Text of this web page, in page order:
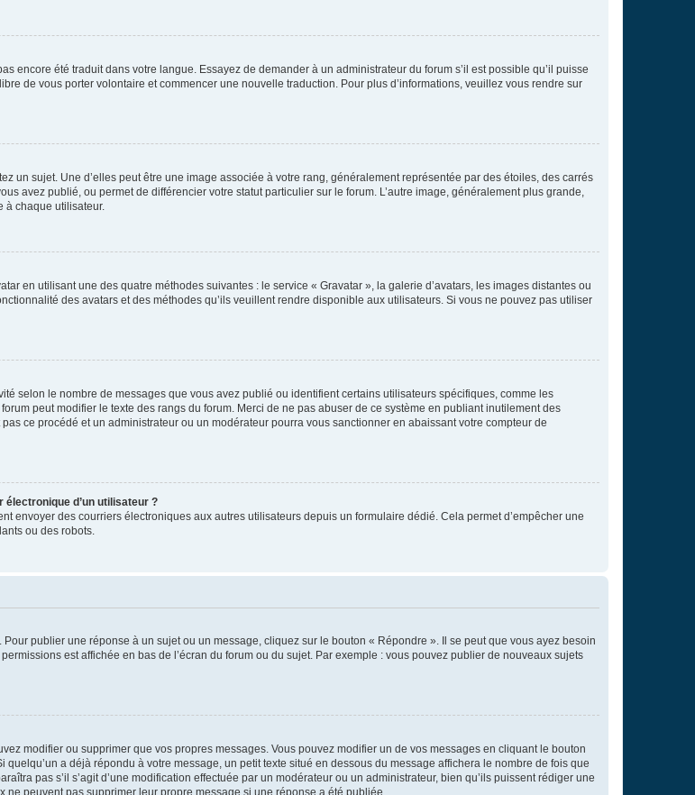
encore été traduit dans votre langue. Essayez de demander à un administrateur du forum s’il est possible qu’il puisse
de vous porter volontaire et commencer une nouvelle traduction. Pour plus d’informations, veuillez vous rendre sur
un sujet. Une d’elles peut être une image associée à votre rang, généralement représentée par des étoiles, des carrés
avez publié, ou permet de différencier votre statut particulier sur le forum. L’autre image, généralement plus grande,
à chaque utilisateur.
en utilisant une des quatre méthodes suivantes : le service « Gravatar », la galerie d’avatars, les images distantes ou
des avatars et des méthodes qu’ils veuillent rendre disponible aux utilisateurs. Si vous ne pouvez pas utiliser
selon le nombre de messages que vous avez publié ou identifient certains utilisateurs spécifiques, comme les
peut modifier le texte des rangs du forum. Merci de ne pas abuser de ce système en publiant inutilement des
ce procédé et un administrateur ou un modérateur pourra vous sanctionner en abaissant votre compteur de
électronique d’un utilisateur ?
envoyer des courriers électroniques aux autres utilisateurs depuis un formulaire dédié. Cela permet d’empêcher une
ou des robots.
publier une réponse à un sujet ou un message, cliquez sur le bouton « Répondre ». Il se peut que vous ayez besoin
est affichée en bas de l’écran du forum ou du sujet. Par exemple : vous pouvez publier de nouveaux sujets
modifier ou supprimer que vos propres messages. Vous pouvez modifier un de vos messages en cliquant le bouton
a déjà répondu à votre message, un petit texte situé en dessous du message affichera le nombre de fois que
pas s’il s’agit d’une modification effectuée par un modérateur ou un administrateur, bien qu’ils puissent rédiger une
peuvent pas supprimer leur propre message si une réponse a été publiée.